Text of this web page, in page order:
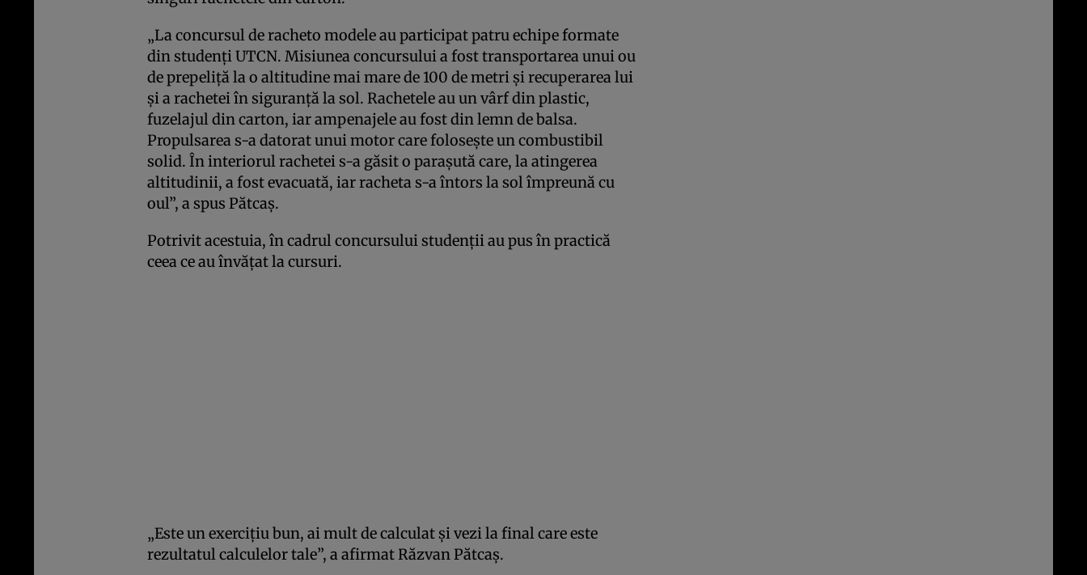
„La concursul de racheto modele au participat patru echipe formate
din studenţi UTCN. Misiunea concursului a fost transportarea unui ou
de prepeliţă la o altitudine mai mare de 100 de metri şi recuperarea lui
şi a rachetei în siguranţă la sol. Rachetele au un vârf din plastic,
fuzelajul din carton, iar ampenajele au fost din lemn de balsa.
Propulsarea s-a datorat unui motor care foloseşte un combustibil
solid. În interiorul rachetei s-a găsit o paraşută care, la atingerea
altitudinii, a fost evacuată, iar racheta s-a întors la sol împreună cu
oul”, a spus Pătcaş.
Potrivit acestuia, în cadrul concursului studenţii au pus în practică
ceea ce au învăţat la cursuri.
„Este un exerciţiu bun, ai mult de calculat şi vezi la final care este
rezultatul calculelor tale”, a afirmat Răzvan Pătcaş.